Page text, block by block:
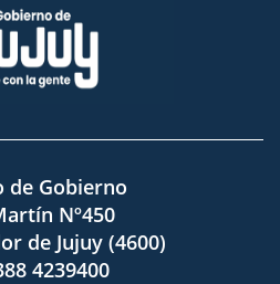
de Gobierno
Nº450
de Jujuy (4600)
4239400